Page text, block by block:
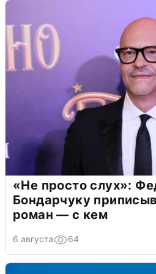
«Не просто слух»:
Бондарчуку
роман — с кем
6 августа 64